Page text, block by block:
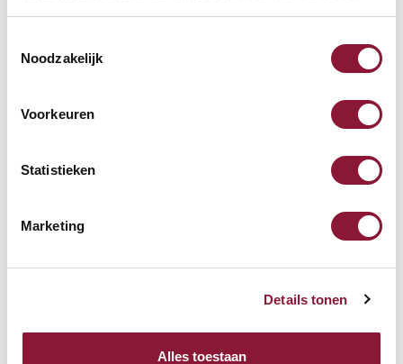
Noodzakelijk
Voorkeuren
Statistieken
Marketing
Details tonen
Alles toestaan
ErgoDesk App 1 Elektrisch
Bureau Onderstel Zilvergrijs
Evoluent 4 verticale muis